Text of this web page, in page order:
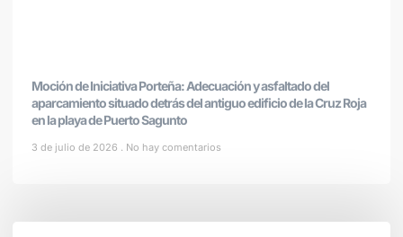
Moción de Iniciativa Porteña: Adecuación y asfaltado del
aparcamiento situado detrás del antiguo edificio de la Cruz Roja
en la playa de Puerto Sagunto
3 de julio de 2026 No hay comentarios